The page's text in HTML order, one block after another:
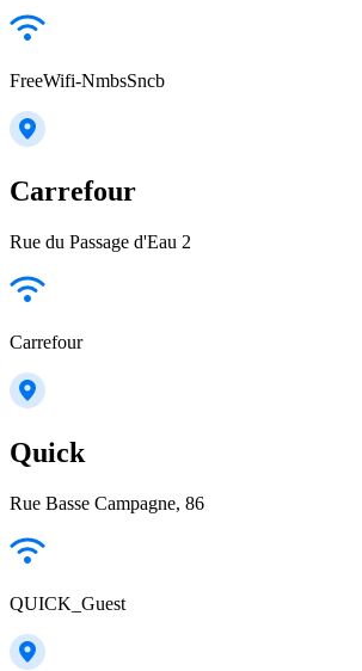
FreeWifi-NmbsSncb
Carrefour
Rue du Passage d'Eau 2
Carrefour
Quick
Rue Basse Campagne, 86
QUICK_Guest